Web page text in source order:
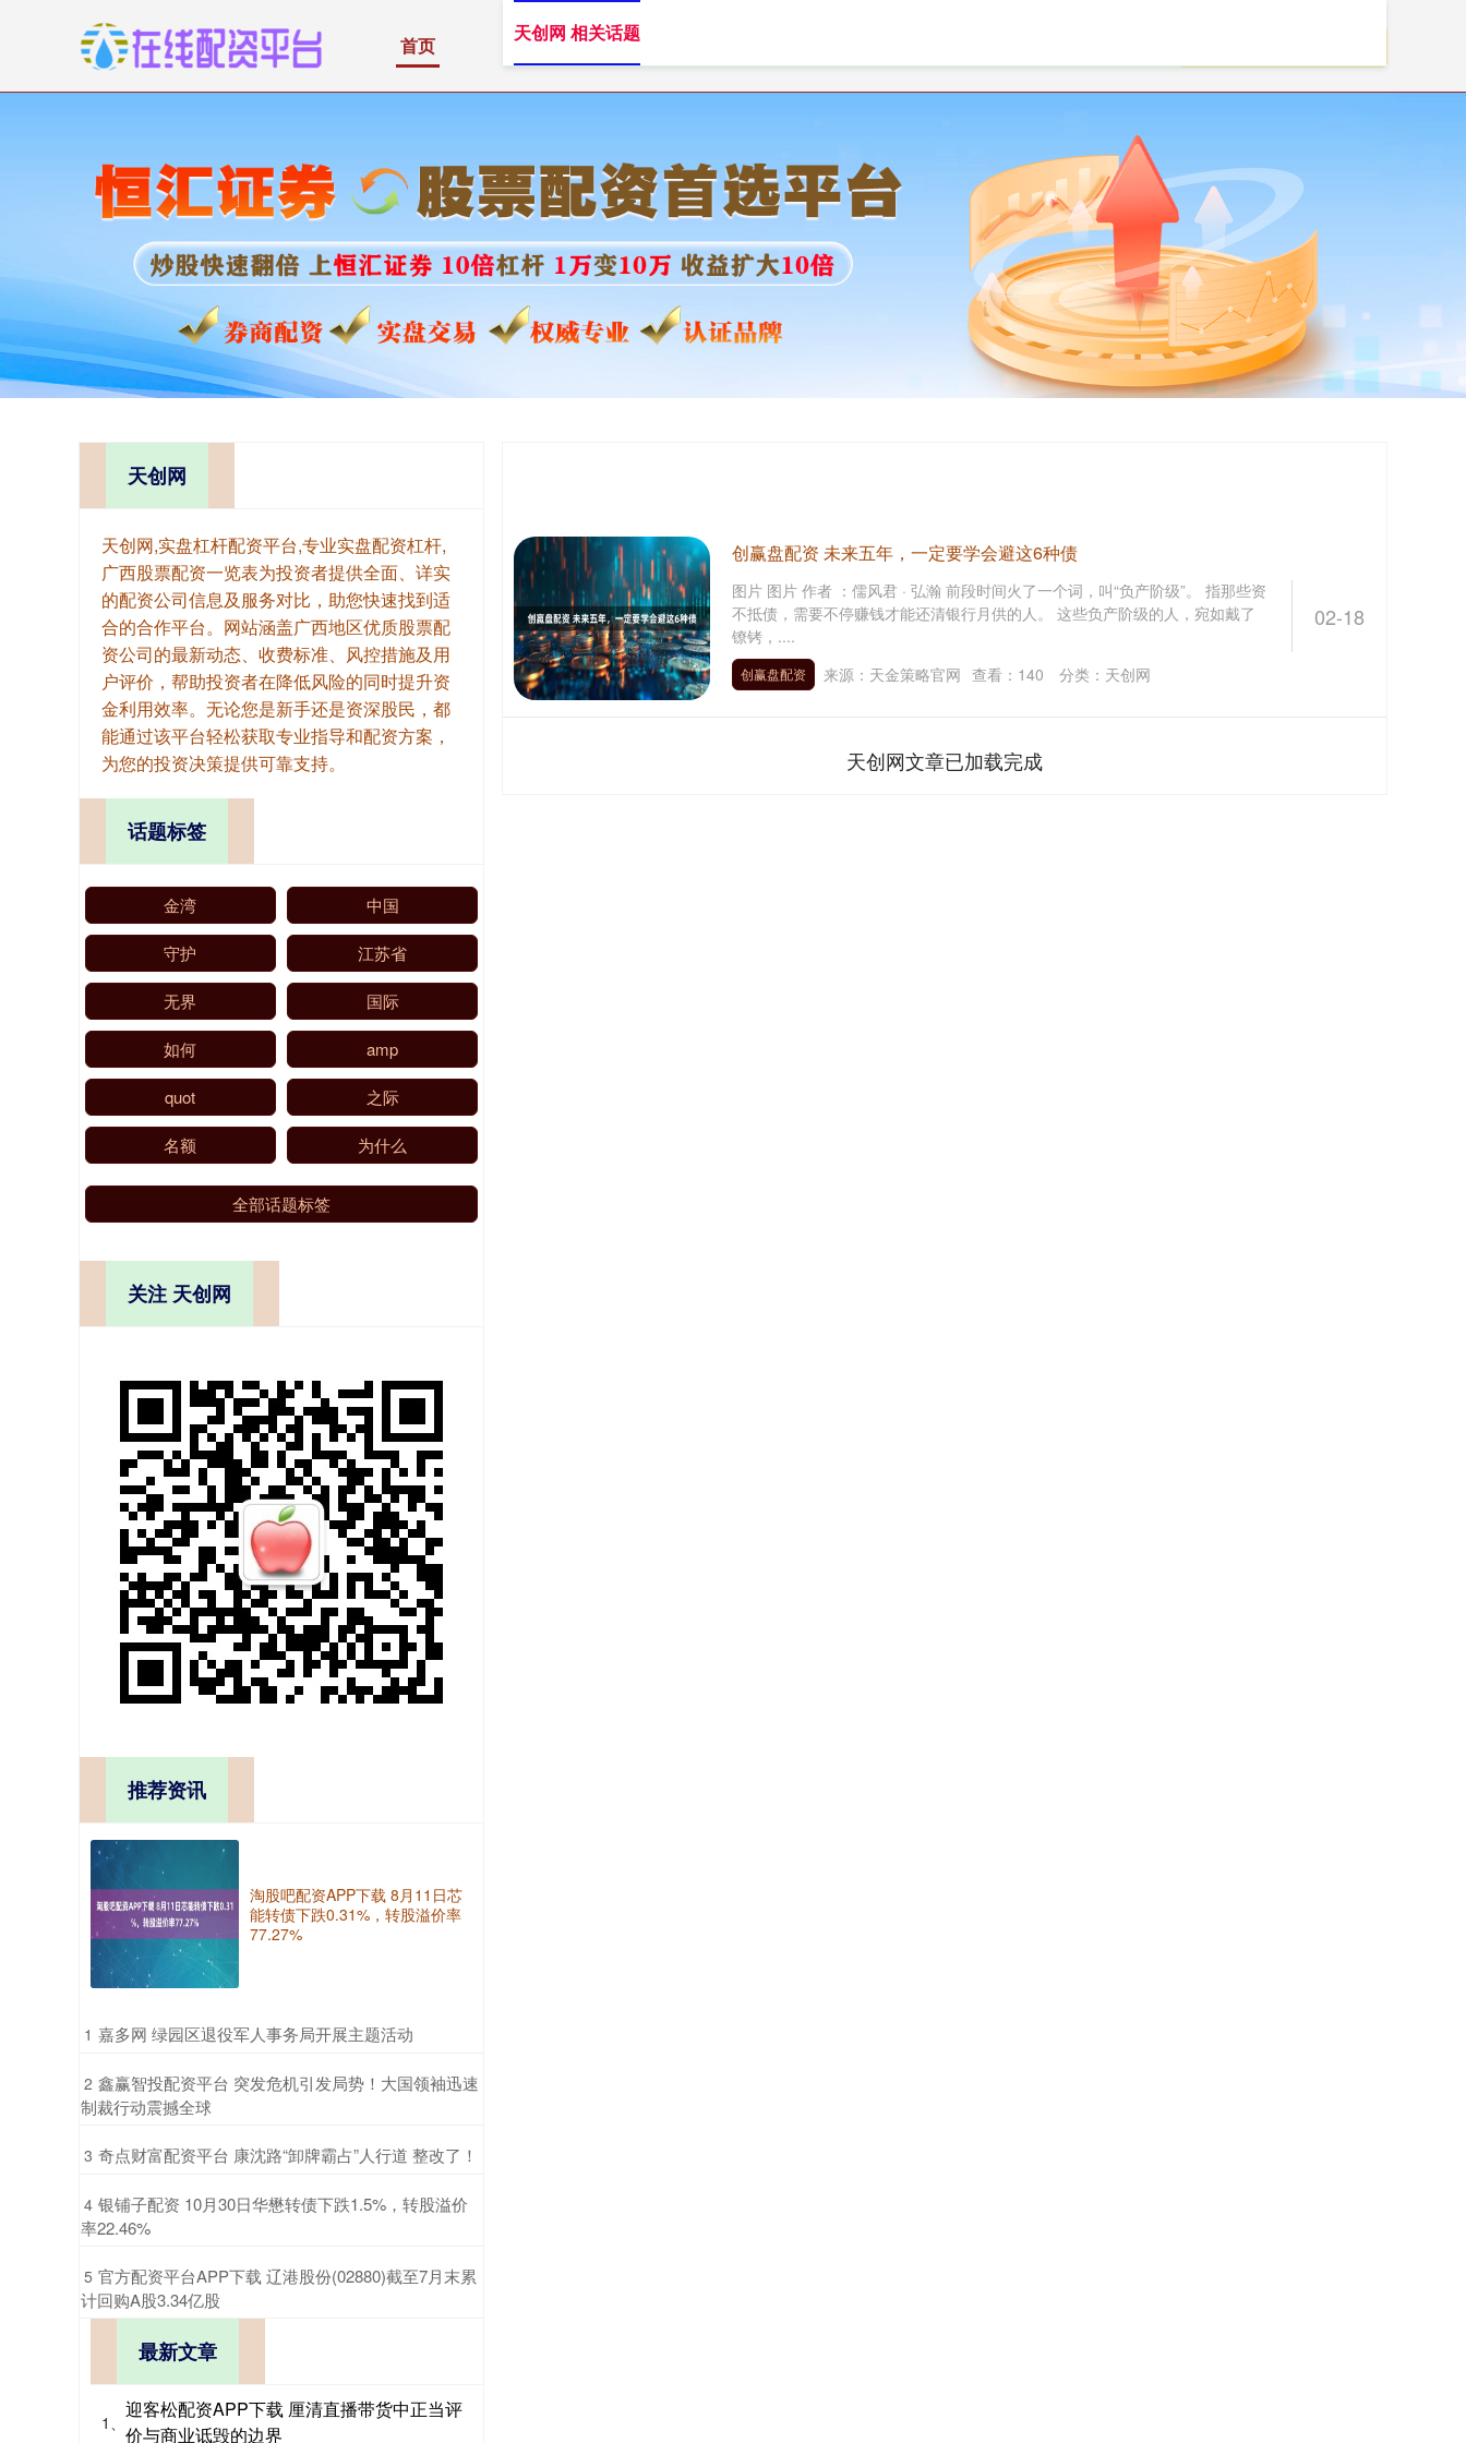
首页 天创网
天创网 相关话题
02-18
创赢盘配资 未来五年，一定要学会避这6种债
图片 图片 作者 ：儒风君 · 弘瀚 前段时间火了一个词，叫“负产阶级”。 指那些资
不抵债，需要不停赚钱才能还清银行月供的人。 这些负产阶级的人，宛如戴了
镣铐，....
创赢盘配资 来源：天金策略官网 查看： 140 分类： 天创网
天创网文章已加载完成
天创网
天创网,实盘杠杆配资平台,专业实盘配资杠杆,
广西股票配资一览表为投资者提供全面、详实
的配资公司信息及服务对比，助您快速找到适
合的合作平台。网站涵盖广西地区优质股票配
资公司的最新动态、收费标准、风控措施及用
户评价，帮助投资者在降低风险的同时提升资
金利用效率。无论您是新手还是资深股民，都
能通过该平台轻松获取专业指导和配资方案，
为您的投资决策提供可靠支持。
话题标签
金湾 中国
守护 江苏省
无界 国际
如何 amp
quot 之际
名额 为什么
全部话题标签
关注 天创网
推荐资讯
淘股吧配资APP下载 8月11日芯
能转债下跌0.31%，转股溢价率
77.27%
1 ​嘉多网 绿园区退役军人事务局开展主题活动
2 ​鑫赢智投配资平台 突发危机引发局势！大国领袖迅速
制裁行动震撼全球
3 ​奇点财富配资平台 康沈路“卸牌霸占”人行道 整改了！
4 ​银铺子配资 10月30日华懋转债下跌1.5%，转股溢价
率22.46%
5 ​官方配资平台APP下载 辽港股份(02880)截至7月末累
计回购A股3.34亿股
最新文章
1、
迎客松配资APP下载 厘清直播带货中正当评
价与商业诋毁的边界